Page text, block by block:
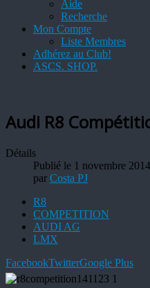
Aide
Recherche
Mon Compte
Liste Membres
Adhérez au Club!
ASCS. SHOP.
Audi R8
Détails
Publié le 1 novembre 2014
par Costa PJ
R8
COMPETITION
AUDI AG
LMX
FacebookTwitterGoogle Plus